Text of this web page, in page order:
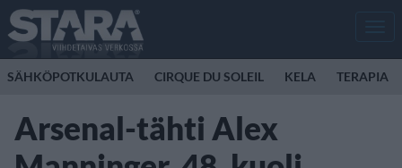
SÄHKÖPOTKULAUTA CIRQUE DU SOLEIL KELA TERAPIA
Arsenal-tähti Alex